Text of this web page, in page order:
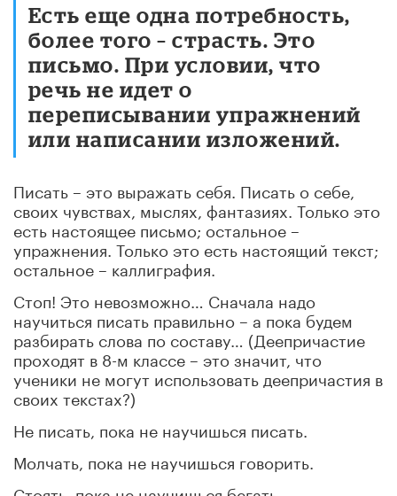
Есть еще одна потребность,
более того – страсть. Это
письмо. При условии, что
речь не идет о
переписывании упражнений
или написании изложений.
Писать – это выражать себя. Писать о себе,
своих чувствах, мыслях, фантазиях. Только это
есть настоящее письмо; остальное –
упражнения. Только это есть настоящий текст;
остальное – каллиграфия.
Стоп! Это невозможно… Сначала надо
научиться писать правильно – а пока будем
разбирать слова по составу… (Деепричастие
проходят в 8-м классе – это значит, что
ученики не могут использовать деепричастия в
своих текстах?)
Не писать, пока не научишься писать.
Молчать, пока не научишься говорить.